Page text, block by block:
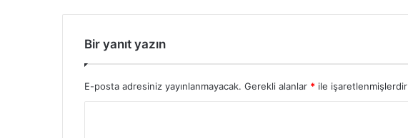
Bir yanıt yazın
E-posta adresiniz yayınlanmayacak. Gerekli alanlar * ile işaretlenmişlerdir